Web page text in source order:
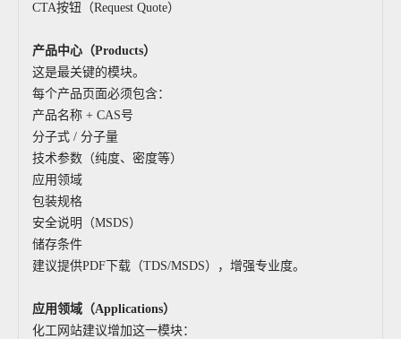
CTA按钮（Request Quote）
产品中心（Products）
这是最关键的模块。
每个产品页面必须包含：
产品名称 + CAS号
分子式 / 分子量
技术参数（纯度、密度等）
应用领域
包装规格
安全说明（MSDS）
储存条件
建议提供PDF下载（TDS/MSDS），增强专业度。
应用领域（Applications）
化工网站建议增加这一模块：